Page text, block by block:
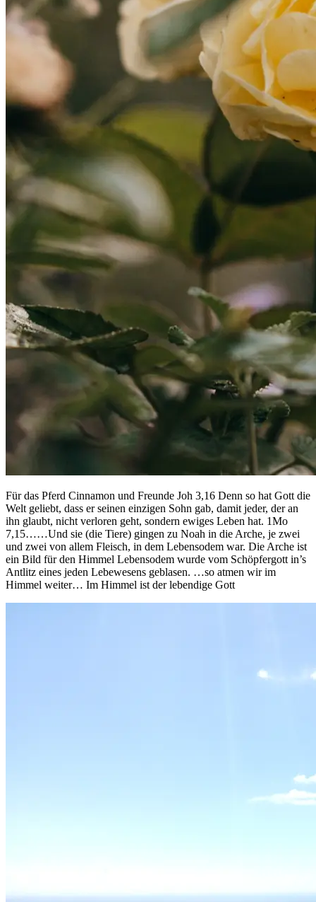
Für das Pferd Cinnamon und Freunde Joh 3,16 Denn so hat Gott die
Welt geliebt, dass er seinen einzigen Sohn gab, damit jeder, der an
ihn glaubt, nicht verloren geht, sondern ewiges Leben hat. 1Mo
7,15……Und sie (die Tiere) gingen zu Noah in die Arche, je zwei
und zwei von allem Fleisch, in dem Lebensodem war. Die Arche ist
ein Bild für den Himmel Lebensodem wurde vom Schöpfergott in’s
Antlitz eines jeden Lebewesens geblasen. …so atmen wir im
Himmel weiter… Im Himmel ist der lebendige Gott